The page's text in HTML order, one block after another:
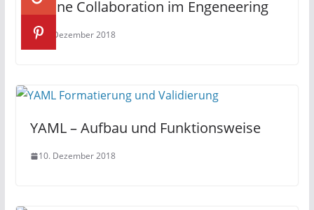
Online Collaboration im Engeneering
17. Dezember 2018
YAML – Aufbau und Funktionsweise
10. Dezember 2018